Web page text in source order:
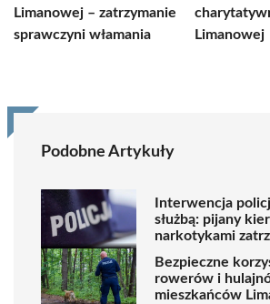
Limanowej – zatrzymanie
sprawczyni włamania
Limanowej
Podobne Artykuły
Interwencja
służbą: pijany
narkotykami
Bezpieczne
rowerów i
mieszkańców